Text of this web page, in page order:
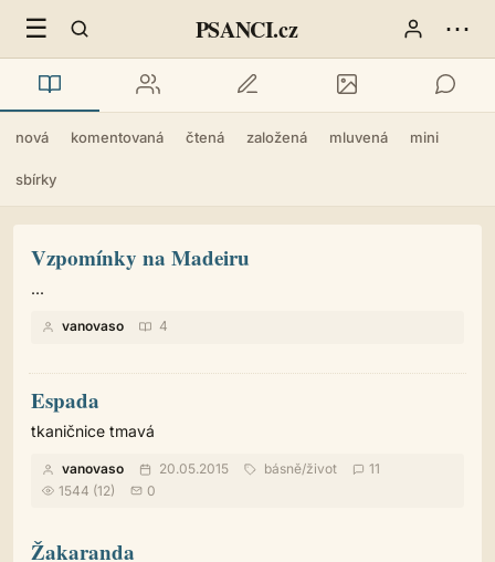
☰ PSANCI.cz ⋯
nová komentovaná čtená založená mluvená mini
sbírky
Vzpomínky na Madeiru
...
vanovaso 4
Espada
tkaničnice tmavá
vanovaso 20.05.2015 básně/život
11
1544 (12)
0
Žakaranda